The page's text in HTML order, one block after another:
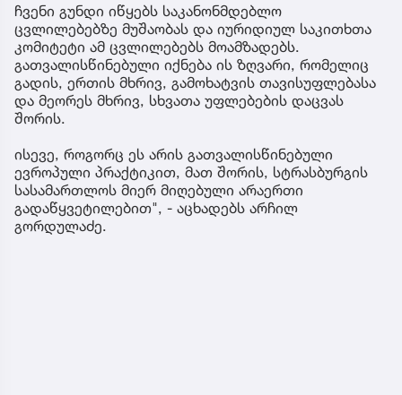
ჩვენი გუნდი იწყებს საკანონმდებლო
ცვლილებებზე მუშაობას და იურიდიულ საკითხთა
კომიტეტი ამ ცვლილებებს მოამზადებს.
გათვალისწინებული იქნება ის ზღვარი, რომელიც
გადის, ერთის მხრივ, გამოხატვის თავისუფლებასა
და მეორეს მხრივ, სხვათა უფლებების დაცვას
შორის.
ისევე, როგორც ეს არის გათვალისწინებული
ევროპული პრაქტიკით, მათ შორის, სტრასბურგის
სასამართლოს მიერ მიღებული არაერთი
გადაწყვეტილებით", - აცხადებს არჩილ
გორდულაძე.